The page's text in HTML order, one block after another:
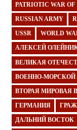
PATRIOTIC WAR OF
RUSSIAN ARMY
USSR WORLD
АЛЕКСЕЙ
ВЕЛИКАЯ
ВОЕННО-МОРСКОЙ
ВТОРАЯ МИРОВАЯ
ГЕРМАНИЯ
ДАЛЬНИЙ ВОСТОК